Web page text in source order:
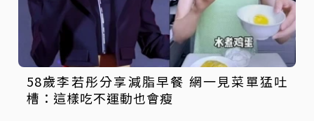
58歲李若彤分享減脂早餐 網一見菜單猛吐
槽：這樣吃不運動也會瘦